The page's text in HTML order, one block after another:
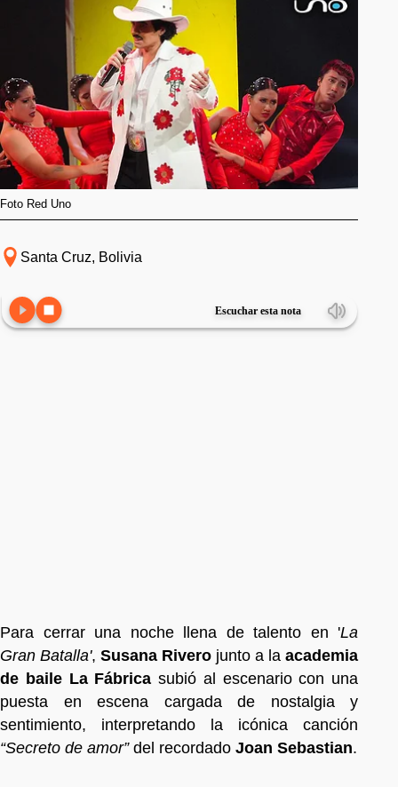
Foto Red Uno
Santa Cruz, Bolivia
Escuchar esta nota
Para cerrar una noche llena de talento en 'La
Gran Batalla', Susana Rivero junto a la academia
de baile La Fábrica subió al escenario con una
puesta en escena cargada de nostalgia y
sentimiento, interpretando la icónica canción
“Secreto de amor”del recordado Joan Sebastian.